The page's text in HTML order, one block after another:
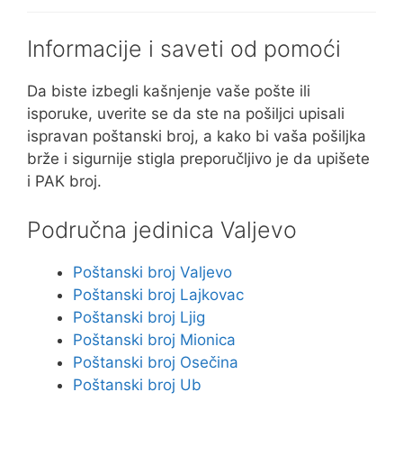
Informacije i saveti od pomoći
Da biste izbegli kašnjenje vaše pošte ili
isporuke, uverite se da ste na pošiljci upisali
ispravan poštanski broj, a kako bi vaša pošiljka
brže i sigurnije stigla preporučljivo je da upišete
i PAK broj.
Područna jedinica Valjevo
Poštanski broj Valjevo
Poštanski broj Lajkovac
Poštanski broj Ljig
Poštanski broj Mionica
Poštanski broj Osečina
Poštanski broj Ub